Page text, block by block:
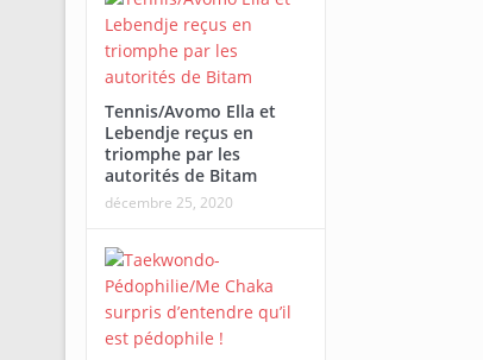
Tennis/Avomo Ella et
Lebendje reçus en
triomphe par les
autorités de Bitam
décembre 25, 2020